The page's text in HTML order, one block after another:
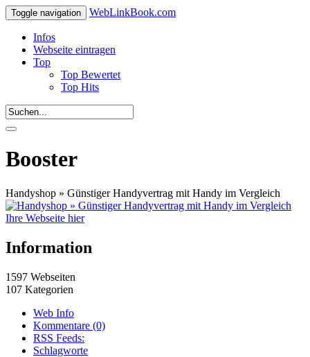
Toggle navigation WebLinkBook.com
Infos
Webseite eintragen
Top
Top Bewertet
Top Hits
Booster
Handyshop » Günstiger Handyvertrag mit Handy im Vergleich
Ihre Webseite hier
Information
1597 Webseiten
107 Kategorien
Web Info
Kommentare (0)
RSS Feeds:
Schlagworte